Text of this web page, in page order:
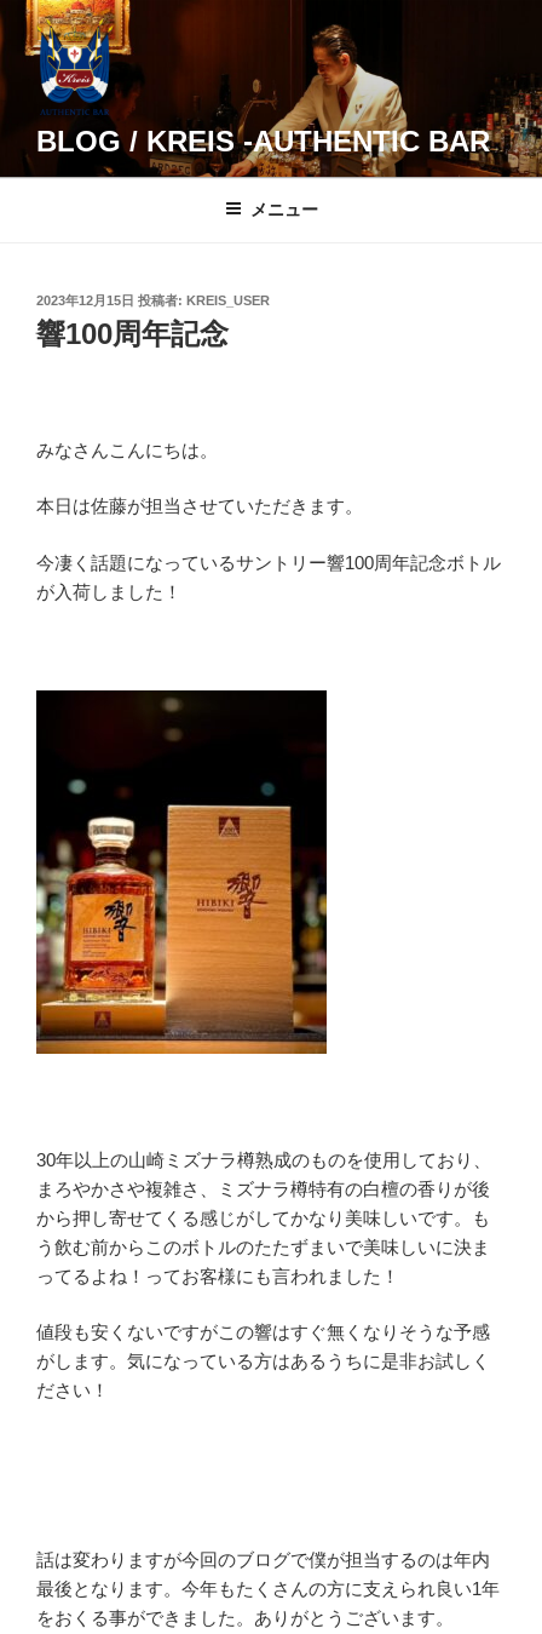
コ
BLOG / KREIS -AUTHENTIC BAR
メニュー
投
稿
日:
2023年12月15日 投稿者: KREIS_USER
響100周年記念
みなさんこんにちは。
本日は佐藤が担当させていただきます。
今凄く話題になっているサントリー響100周年記念ボトル
が入荷しました！
30年以上の山崎ミズナラ樽熟成のものを使用しており、
まろやかさや複雑さ、ミズナラ樽特有の白檀の香りが後
から押し寄せてくる感じがしてかなり美味しいです。も
う飲む前からこのボトルのたたずまいで美味しいに決ま
ってるよね！ってお客様にも言われました！
値段も安くないですがこの響はすぐ無くなりそうな予感
がします。気になっている方はあるうちに是非お試しく
ださい！
話は変わりますが今回のブログで僕が担当するのは年内
最後となります。今年もたくさんの方に支えられ良い1年
をおくる事ができました。ありがとうございます。